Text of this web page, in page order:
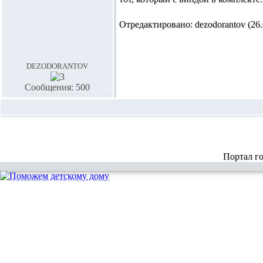
dezodorantov
Сообщения: 500
Отредактировано: dezodorantov
Портал